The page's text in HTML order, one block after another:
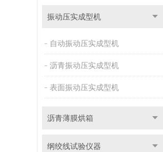
振动压实成型机
自动振动压实成型机
沥青振动压实成型机
表面振动压实成型机
沥青薄膜烘箱
纲绞线试验仪器